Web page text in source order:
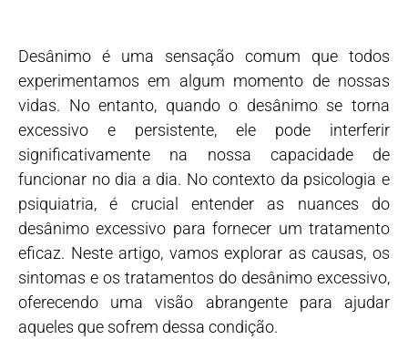
Desânimo é uma sensação comum que todos
experimentamos em algum momento de nossas
vidas. No entanto, quando o desânimo se torna
excessivo e persistente, ele pode interferir
significativamente na nossa capacidade de
funcionar no dia a dia. No contexto da psicologia e
psiquiatria, é crucial entender as nuances do
desânimo excessivo para fornecer um tratamento
eficaz. Neste artigo, vamos explorar as causas, os
sintomas e os tratamentos do desânimo excessivo,
oferecendo uma visão abrangente para ajudar
aqueles que sofrem dessa condição.